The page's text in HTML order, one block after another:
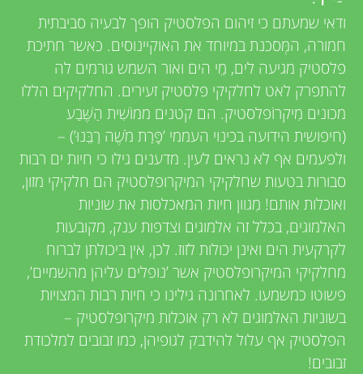
n
g
M
n
d
s
e
w
e
r
s
ודאי שמעתם כי זיהום הפלסטיק הופך לבעיה סביבתית
חמורה, המְּסכנת במיוחד את האוקיינוסים. כאשר חתיכת
פלסטיק מגיעה לים, מֵי הים ואור השמש גורמים לה
להתפרק לאט לחלקיקי פלסטיק זעירים. החלקיקים הללו
מכונים מִיקרוֹפלסטיק. הם קטנים ממוֹשִׁית הַשֶּׁבַע
(חיפושית הידועה בכינוי העממי ’פָּרַת מֹשֶׁה רַבֵּנוּ’) –
ולפעמים אף לא נראים לעין. מדענים גילו כי חיות ים רבות
סבורות בטעות שחלקיקי המיקרופלסטיק הם חלקיקי מזון,
ואוכלות אותם! מִגוון חיות המאכלסות את שוניות
האלמוגים, בכלל זה אלמוגים וצדפות ענק, מקובעות
לקרקעית הים ואינן יכולות לזוז. לכן, אין ביכולתן לברוח
מחלקיקי המיקרופלסטיק אשר ’נופלים עליהן מהשמיים’,
פשוטו כמשמעו. לאחרונה גילינו כי חיות רבות המצויות
בשוניות האלמוגים לא רק אוכלות מיקרופלסטיק –
הפלסטיק אף עלול להידבק לגופיהן, כמו זבובים למלכודת
זבובים!